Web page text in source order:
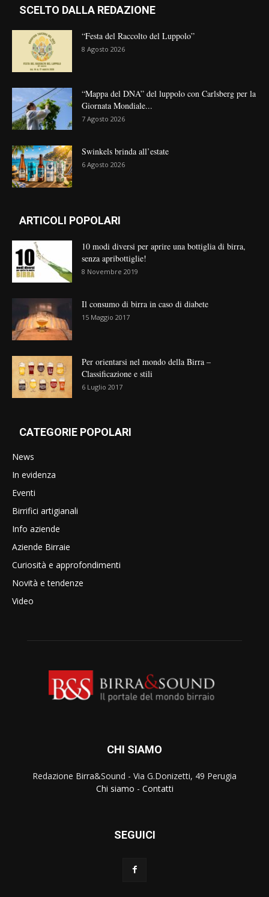
SCELTO DALLA REDAZIONE
“Festa del Raccolto del Luppolo”
8 Agosto 2026
“Mappa del DNA” del luppolo con Carlsberg per la
Giornata Mondiale...
7 Agosto 2026
Swinkels brinda all’estate
6 Agosto 2026
ARTICOLI POPOLARI
10 modi diversi per aprire una bottiglia di birra,
senza apribottiglie!
8 Novembre 2019
Il consumo di birra in caso di diabete
15 Maggio 2017
Per orientarsi nel mondo della Birra –
Classificazione e stili
6 Luglio 2017
CATEGORIE POPOLARI
News
In evidenza
Eventi
Birrifici artigianali
Info aziende
Aziende Birraie
Curiosità e approfondimenti
Novità e tendenze
Video
CHI SIAMO
Redazione Birra&Sound - Via G.Donizetti, 49 Perugia
Chi siamo - Contatti
SEGUICI